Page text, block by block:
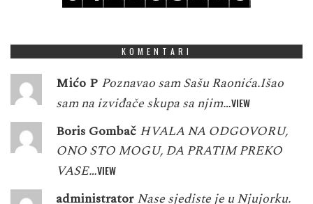
KOMENTARI
Mićo P Poznavao sam Sašu Raonića.Išao
sam na izviđače skupa sa njim…VIEW
Boris Gombač HVALA NA ODGOVORU,
ONO STO MOGU, DA PRATIM PREKO
VASE…VIEW
administrator Nase sjediste je u Njujorku.